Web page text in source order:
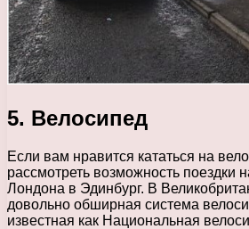
5. Велосипед
Если вам нравится кататься на
рассмотреть возможность поездки
Лондона в Эдинбург. В
довольно обширная система
известная как Национальная